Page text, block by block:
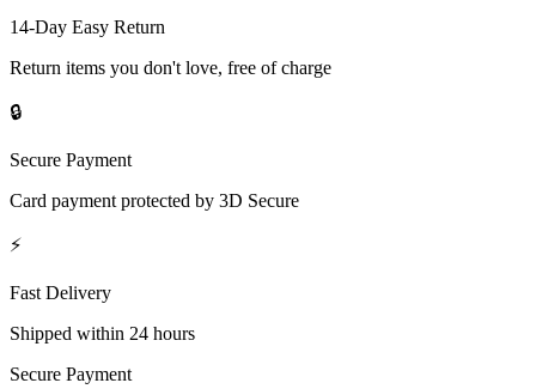
14-Day Easy Return
Return items you don't love, free of charge
🔒
Secure Payment
Card payment protected by 3D Secure
⚡
Fast Delivery
Shipped within 24 hours
Secure Payment